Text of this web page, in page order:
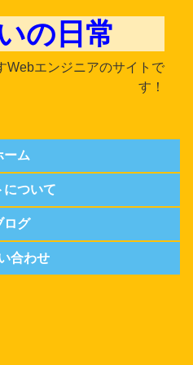
の日常
Webエンジニアのサイトで
す！
ーム
について
ログ
合わせ